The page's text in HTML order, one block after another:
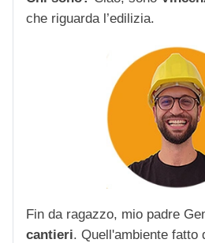
che riguarda l’edilizia.
Fin da ragazzo, mio padre
cantieri. Quell'ambiente fatto